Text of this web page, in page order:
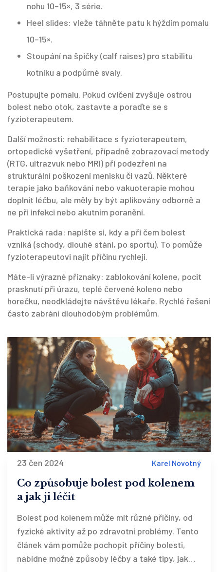
nohu 10–15×, 3 série.
Heel slides: vleže táhněte patu k hýždím pomalu
10–15×.
Stoupání na špičky (calf raises) pro stabilitu
kotníku a podpůrné svaly.
Postupujte pomalu. Pokud cvičení zvyšuje ostrou
bolest nebo otok, zastavte a poraďte se s
fyzioterapeutem.
Další možnosti: rehabilitace s fyzioterapeutem,
ortopedické vyšetření, případně zobrazovací metody
(RTG, ultrazvuk nebo MRI) při podezření na
strukturální poškození menisku či vazů. Některé
terapie jako baňkování nebo vakuoterapie mohou
doplnit léčbu, ale měly by být aplikovány odborně a
ne při infekci nebo akutním poranění.
Praktická rada: napište si, kdy a při čem bolest
vzniká (schody, dlouhé stání, po sportu). To pomůže
fyzioterapeutovi najít příčinu rychleji.
Máte-li výrazné příznaky: zablokování kolene, pocit
prasknutí při úrazu, teplé červené koleno nebo
horečku, neodkládejte návštěvu lékaře. Rychlé řešení
často zabrání dlouhodobým problémům.
23 čen 2024 Karel Novotný
Co způsobuje bolest pod kolenem
a jak ji léčit
Bolest pod kolenem může mít různé příčiny, od
fyzické aktivity až po zdravotní problémy. Tento
článek vám pomůže pochopit příčiny bolesti,
nabídne možné způsoby léčby a také tipy, jak